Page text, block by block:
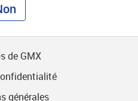
de GMX
générales